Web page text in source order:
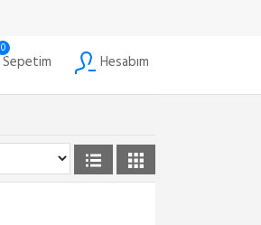
0
Sepetim Hesabım